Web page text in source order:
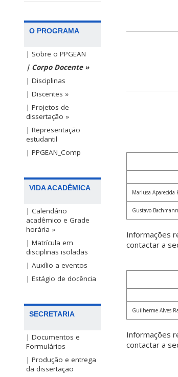
O PROGRAMA
| Sobre o PPGEAN
| Corpo Docente »
| Disciplinas
| Discentes »
| Projetos de
dissertação »
| Representação
estudantil
| PPGEAN_Comp
VIDA ACADÊMICA
| Calendário
acadêmico e Grade
horária »
| Matrícula em
disciplinas isoladas
| Auxílio a eventos
| Estágio de docência
SECRETARIA
| Documentos e
Formulários
| Produção e entrega
da dissertação
Marlusa Aparecida
Gustavo Bachmann
Informações
contactar a
Guilherme Alves
Informações
contactar a